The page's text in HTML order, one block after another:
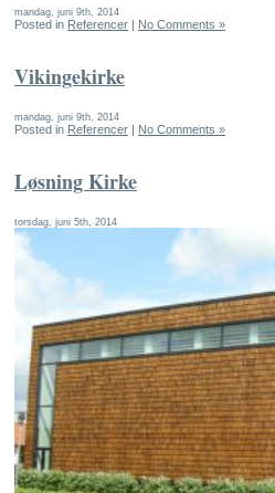
mandag, juni 9th, 2014
Posted in Referencer | No Comments »
Vikingekirke
mandag, juni 9th, 2014
Posted in Referencer | No Comments »
Løsning Kirke
torsdag, juni 5th, 2014